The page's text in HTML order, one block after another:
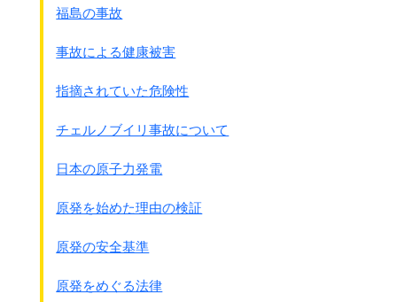
◎各種検診の基準が厳しすぎるため薬
薬の有害事象に絞って整理します。
私たちの身体は一人ひとり違っています。
ところが検診で決められた正常値を
しかし自分なりの体内基準値があるために薬を使っても
あまり薬の効果が出ないのです。
福島の事故
事故による健康被害
指摘されていた危険性
チェルノブイリ事故について
日本の原子力発電
原発を始めた理由の検証
原発の安全基準
原発をめぐる法律